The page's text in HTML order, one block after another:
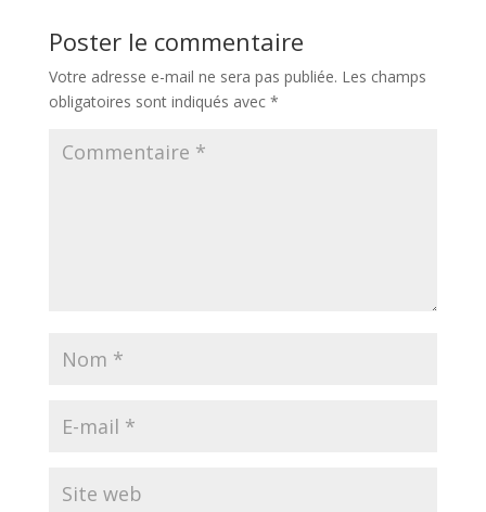
Poster le commentaire
Votre adresse e-mail ne sera pas publiée. Les champs
obligatoires sont indiqués avec *